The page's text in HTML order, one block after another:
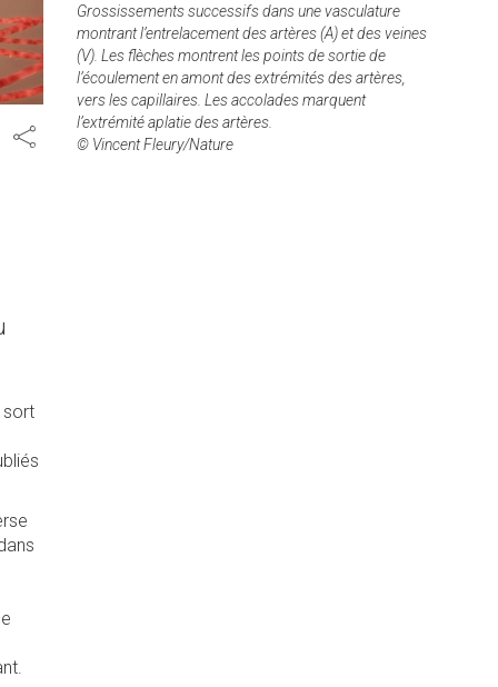
Share
sort
Grossissements successifs dans une vasculature
montrant l’entrelacement des artères (A) et des veines
(V). Les flèches montrent les points de sortie de
l’écoulement en amont des extrémités des artères,
vers les capillaires. Les accolades marquent
l’extrémité aplatie des artères.
© Vincent Fleury/Nature